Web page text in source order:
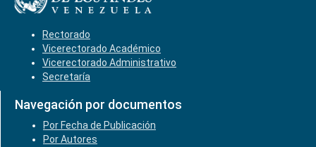
Rectorado
Vicerectorado Académico
Vicerectorado Administrativo
Secretaría
Navegación por documentos
Por Fecha de Publicación
Por Autores